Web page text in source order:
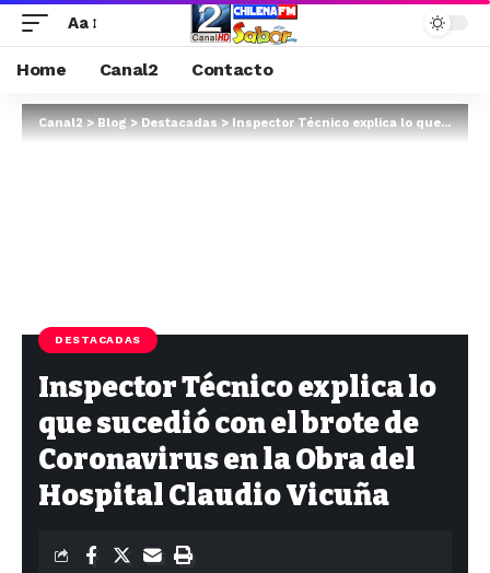
Aa
Home Canal2 Contacto
Canal2>Blog>Destacadas>Inspector Técnico explica lo que sucedió con el brote de Coronavirus en la Obra del Hospital Claudio Vicuña
DESTACADAS
Inspector Técnico explica lo
que sucedió con el brote de
Coronavirus en la Obra del
Hospital Claudio Vicuña